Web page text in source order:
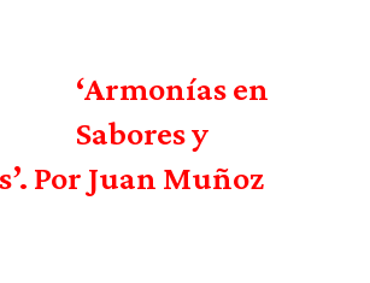
‘Armonías en
Sabores y
Por Juan Muñoz